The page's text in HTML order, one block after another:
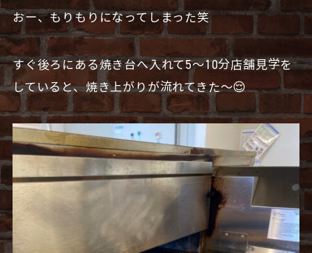
おー、もりもりになってしまった笑
すぐ後ろにある焼き台へ入れて5〜10分店舗見学を
していると、焼き上がりが流れてきた〜😌